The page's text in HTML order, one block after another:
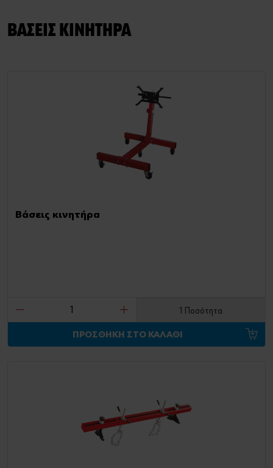
ΒΑΣΕΙΣ ΚΙΝΗΤΗΡΑ
Βάσεις κινητήρα
1 Ποσότητα
ΠΡΟΣΘΗΚΗ ΣΤΟ ΚΑΛΑΘΙ